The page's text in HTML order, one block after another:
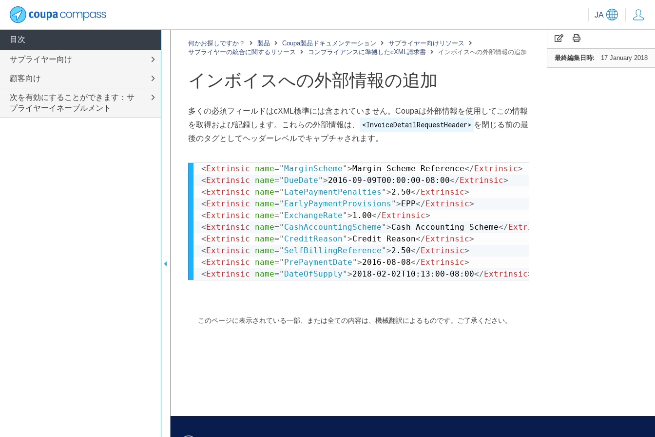
JA
最終編集日時: 17 January 2018
何かお探しですか？ 製品 Coupa製品ドキュメンテーション
サプライヤー向けリソース
サプライヤーの統合に関するリソース
コンプライアンスに準拠したcXML請求書 インボイスへの外部情報の追加
インボイスへの外部情報の追加
多くの必須フィールドはcXML標準には含まれていません。Coupaは外部情報を使用してこの情報
を取得および記録します。これらの外部情報は、
<InvoiceDetailRequestHeader> を閉じる前の最
後のタグとしてヘッダーレベルでキャプチャされます。
<Extrinsic name="MarginScheme">Margin Scheme Reference</Extrinsic>
<Extrinsic name=" DueDate">2016-09-09T00:00:00-08:00</Extrinsic>
<Extrinsic name=" LatePaymentPenalties ">2.50</Extrinsic>
<Extrinsic name=" EarlyPaymentProvisions ">EPP</Extrinsic>
<Extrinsic name=" ExchangeRate">1.00</Extrinsic>
<Extrinsic name=" CashAccountingScheme">Cash Accounting Scheme</Extrinsic
<Extrinsic name=" CreditReason">Credit Reason</Extrinsic>
<Extrinsic name=" SelfBillingReference">2.50</Extrinsic>
<Extrinsic name=" PrePaymentDate">2016-08-08</Extrinsic>
<Extrinsic name=" DateOfSupply">2018-02-02T10:13:00-08:00</Extrinsic>
このページに表示されている一部、または全ての内容は、機械翻訳によるものです。ご了承ください。
目次
サプライヤー向け
顧客向け
次を有効にすることができます：サ
プライヤーイネーブルメント